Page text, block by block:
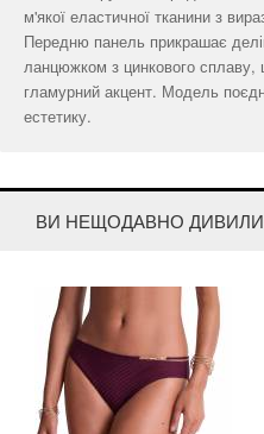
м'якої еластичної тканини з
Передню панель прикрашає
ланцюжком з цинкового
гламурний акцент. Модель
естетику.
ВИ НЕЩОДАВНО